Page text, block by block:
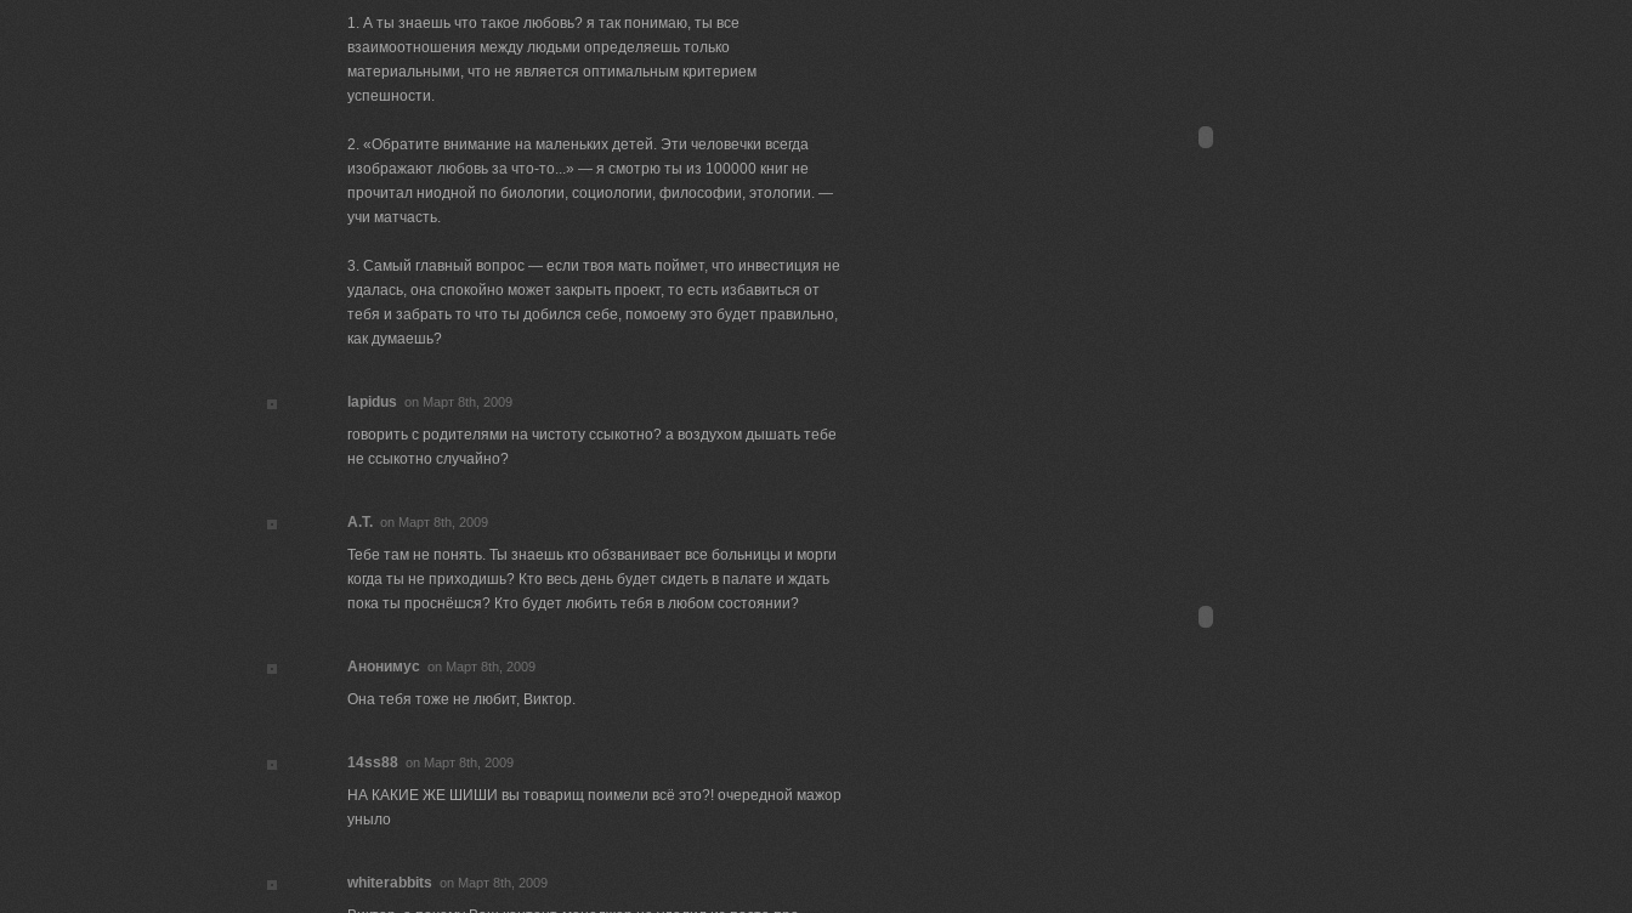
1. А ты знаешь что такое любовь? я так понимаю, ты все
взаимоотношения между людьми определяешь только
материальными, что не является оптимальным критерием
успешности.
2. «Обратите внимание на маленьких детей. Эти человечки всегда
изображают любовь за что-то...» — я смотрю ты из 100000 книг не
прочитал ниодной по биологии, социологии, философии, этологии. —
учи матчасть.
3. Самый главный вопрос — если твоя мать поймет, что инвестиция не
удалась, она спокойно может закрыть проект, то есть избавиться от
тебя и забрать то что ты добился себе, помоему это будет правильно,
как думаешь?
lapidus on Март 8th, 2009
говорить с родителями на чистоту ссыкотно? а воздухом дышать тебе
не ссыкотно случайно?
А.Т.on Март 8th, 2009
Тебе там не понять. Ты знаешь кто обзванивает все больницы и морги
когда ты не приходишь? Кто весь день будет сидеть в палате и ждать
пока ты проснёшся? Кто будет любить тебя в любом состоянии?
Анонимус on Март 8th, 2009
Она тебя тоже не любит, Виктор.
14ss88on Март 8th, 2009
НА КАКИЕ ЖЕ ШИШИ вы товарищ поимели всё это?! очередной мажор
уныло
whiterabbits on Март 8th, 2009